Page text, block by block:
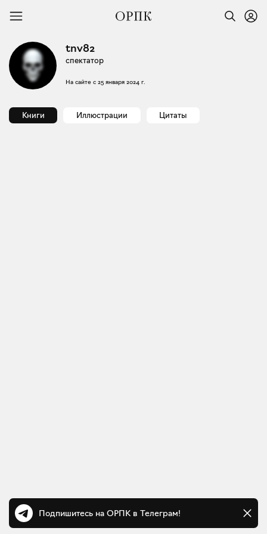
tnv82
спектатор
На сайте с 25 января 2024 г.
Книги Иллюстрации Цитаты
Подпишитесь на ОРПК в Телеграм!